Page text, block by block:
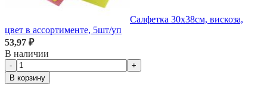
Салфетка 30х38см, вискоза,
цвет в ассортименте, 5шт/уп
53,97 ₽
В наличии
-
+
В корзину